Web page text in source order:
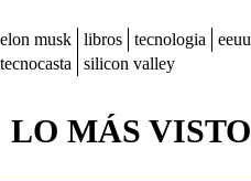
elon musk libros tecnologia eeuu
tecnocasta
silicon valley
LO MÁS VISTO